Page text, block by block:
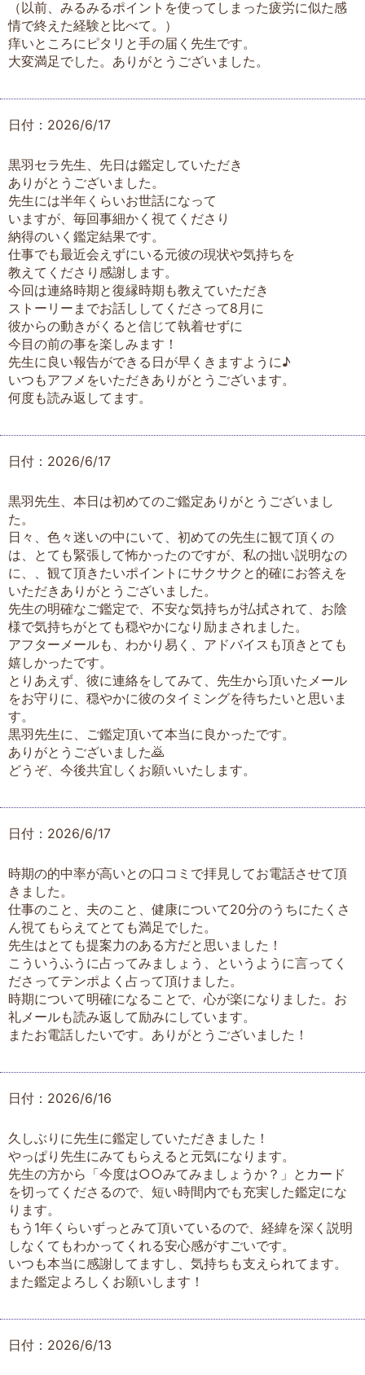
（以前、みるみるポイントを使ってしまった疲労に似た感
情で終えた経験と比べて。）
痒いところにピタリと手の届く先生です。
大変満足でした。ありがとうございました。
日付：2026/6/17
黒羽セラ先生、先日は鑑定していただき
ありがとうございました。
先生には半年くらいお世話になって
いますが、毎回事細かく視てくださり
納得のいく鑑定結果です。
仕事でも最近会えずにいる元彼の現状や気持ちを
教えてくださり感謝します。
今回は連絡時期と復縁時期も教えていただき
ストーリーまでお話ししてくださって8月に
彼からの動きがくると信じて執着せずに
今目の前の事を楽しみます！
先生に良い報告ができる日が早くきますように♪
いつもアフメをいただきありがとうございます。
何度も読み返してます。
日付：2026/6/17
黒羽先生、本日は初めてのご鑑定ありがとうございまし
た。
日々、色々迷いの中にいて、初めての先生に観て頂くの
は、とても緊張して怖かったのですが、私の拙い説明なの
に、、観て頂きたいポイントにサクサクと的確にお答えを
いただきありがとうございました。
先生の明確なご鑑定で、不安な気持ちが払拭されて、お陰
様で気持ちがとても穏やかになり励まされました。
アフターメールも、わかり易く、アドバイスも頂きとても
嬉しかったです。
とりあえず、彼に連絡をしてみて、先生から頂いたメール
をお守りに、穏やかに彼のタイミングを待ちたいと思いま
す。
黒羽先生に、ご鑑定頂いて本当に良かったです。
ありがとうございました🙇
どうぞ、今後共宜しくお願いいたします。
日付：2026/6/17
時期の的中率が高いとの口コミで拝見してお電話させて頂
きました。
仕事のこと、夫のこと、健康について20分のうちにたくさ
ん視てもらえてとても満足でした。
先生はとても提案力のある方だと思いました！
こういうふうに占ってみましょう、というように言ってく
ださってテンポよく占って頂けました。
時期について明確になることで、心が楽になりました。お
礼メールも読み返して励みにしています。
またお電話したいです。ありがとうございました！
日付：2026/6/16
久しぶりに先生に鑑定していただきました！
やっぱり先生にみてもらえると元気になります。
先生の方から「今度は○○みてみましょうか？」とカード
を切ってくださるので、短い時間内でも充実した鑑定にな
ります。
もう1年くらいずっとみて頂いているので、経緯を深く説明
しなくてもわかってくれる安心感がすごいです。
いつも本当に感謝してますし、気持ちも支えられてます。
また鑑定よろしくお願いします！
日付：2026/6/13